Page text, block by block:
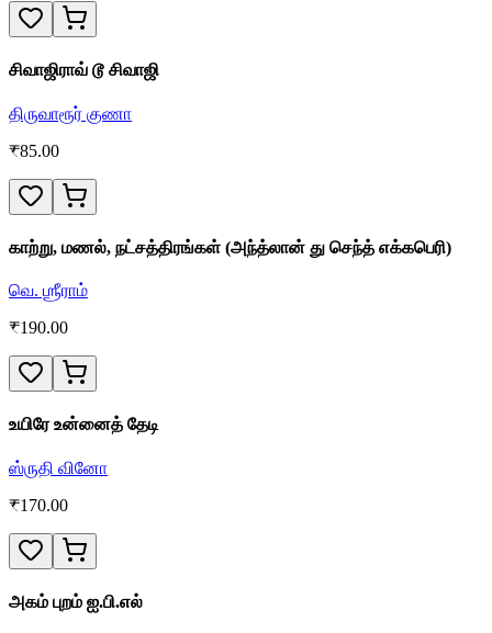
சிவாஜிராவ் டூ சிவாஜி
திருவாரூர் குணா
₹85.00
காற்று, மணல், நட்சத்திரங்கள் (அந்த்லான் து செந்த் எக்கபெரி)
வெ. ஶ்ரீராம்
₹190.00
உயிரே உன்னைத் தேடி
ஸ்ருதி வினோ
₹170.00
அகம் புறம் ஐ.பி.எல்